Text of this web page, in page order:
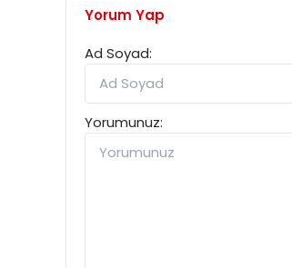
Yorum Yap
Ad Soyad:
Yorumunuz: